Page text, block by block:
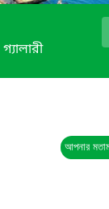
গ্যালারী
আপনার